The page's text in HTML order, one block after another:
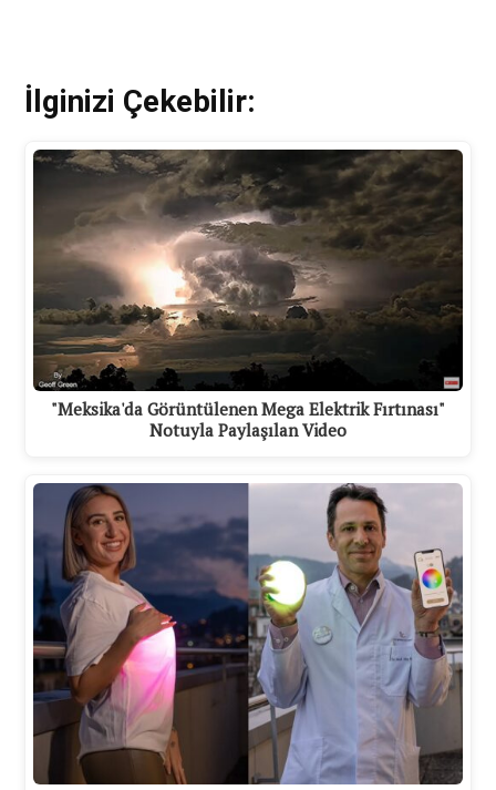
İlginizi Çekebilir:
"Meksika'da Görüntülenen Mega Elektrik Fırtınası"
Notuyla Paylaşılan Video